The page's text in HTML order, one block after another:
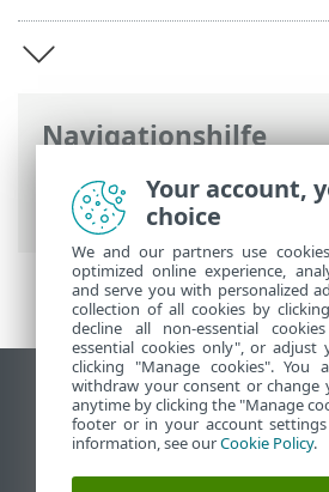
Navigationshilfe
ESET Online-Hilfe>ESET
Antivirus for Linux
Desktop-Site anzeigen
End of Life
ESET Knowledgebase
Your account,
choice
We and our partners use
optimized online experience,
and serve you with personalized
collection of all cookies by
decline all non-essential
essential cookies only", or adjust
clicking "Manage cookies".
withdraw your consent or change
anytime by clicking the "Manage
footer or in your account
information, see ourCookie Policy.